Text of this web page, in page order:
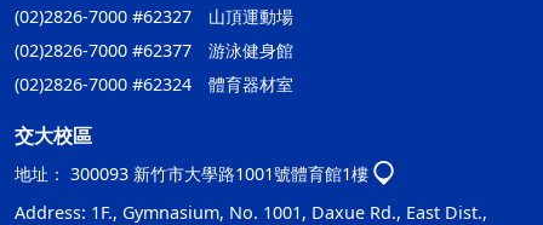
(02)2826-7000 #62327 山頂運動場
(02)2826-7000 #62377 游泳健身館
(02)2826-7000 #62324 體育器材室
交大校區
地址： 300093 新竹市大學路1001號體育館1樓
Address: 1F., Gymnasium, No. 1001, Daxue Rd., East Dist.,